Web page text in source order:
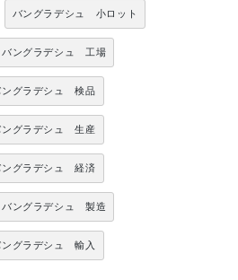
バングラデシュ 小ロット
バングラデシュ 工場
ングラデシュ 検品
ングラデシュ 生産
ングラデシュ 経済
バングラデシュ 製造
ングラデシュ 輸入